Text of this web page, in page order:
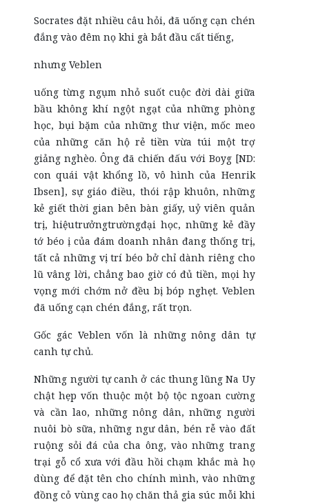
Socrates đặt nhiều câu hỏi, đã uống cạn chén
đắng vào đêm nọ khi gà bắt đầu cất tiếng,
nhưng Veblen
uống từng ngụm nhỏ suốt cuộc đời dài giữa
bầu không khí ngột ngạt của những phòng
học, bụi bặm của những thư viện, mốc meo
của những căn hộ rẻ tiền vừa túi một trợ
giảng nghèo. Ông đã chiến đấu với Boyg [ND:
con quái vật khổng lồ, vô hình của Henrik
Ibsen], sự giáo điều, thói rập khuôn, những
kẻ giết thời gian bên bàn giấy, uỷ viên quản
trị, hiệutrưởngtrườngđại học, những kẻ đầy
tớ béo ị của đám doanh nhân đang thống trị,
tất cả những vị trí béo bở chỉ dành riêng cho
lũ vâng lời, chẳng bao giờ có đủ tiền, mọi hy
vọng mới chớm nở đều bị bóp nghẹt. Veblen
đã uống cạn chén đắng, rất trọn.
Gốc gác Veblen vốn là những nông dân tự
canh tự chủ.
Những người tự canh ở các thung lũng Na Uy
chật hẹp vốn thuộc một bộ tộc ngoan cường
và cần lao, những nông dân, những người
nuôi bò sữa, những ngư dân, bén rễ vào đất
ruộng sỏi đá của cha ông, vào những trang
trại gỗ cổ xưa với đầu hồi chạm khắc mà họ
dùng để đặt tên cho chính mình, vào những
đồng cỏ vùng cao họ chăn thả gia súc mỗi khi